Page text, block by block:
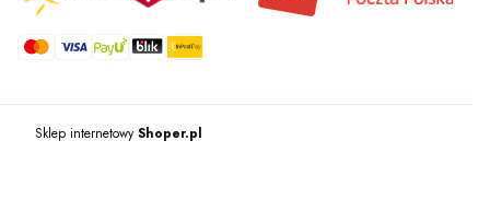
Sklep internetowyShoper.pl